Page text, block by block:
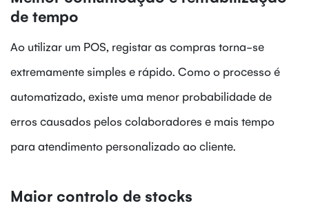
de tempo
Ao utilizar um POS, registar as compras torna-se
extremamente simples e rápido. Como o processo é
automatizado, existe uma menor probabilidade de
erros causados pelos colaboradores e mais tempo
para atendimento personalizado ao cliente.
Maior controlo de stocks